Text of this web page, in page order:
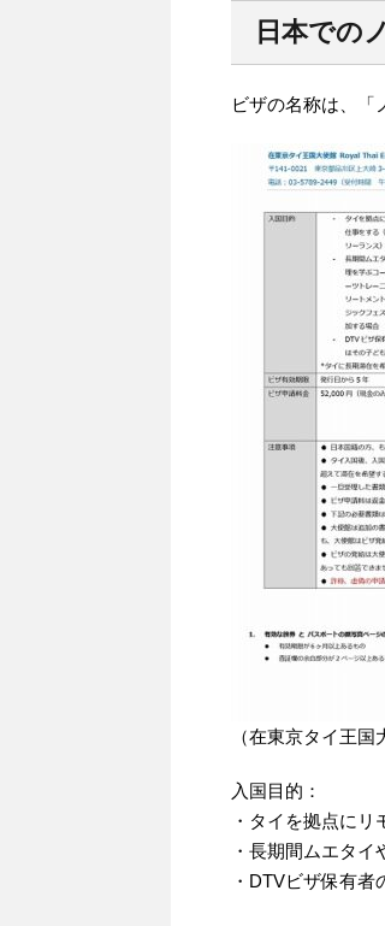
日本での
ビザの名称は、「
（在東京タイ王国
入国目的：
・タイを拠点にリ
・長期間ムエタ
・DTVビザ保有